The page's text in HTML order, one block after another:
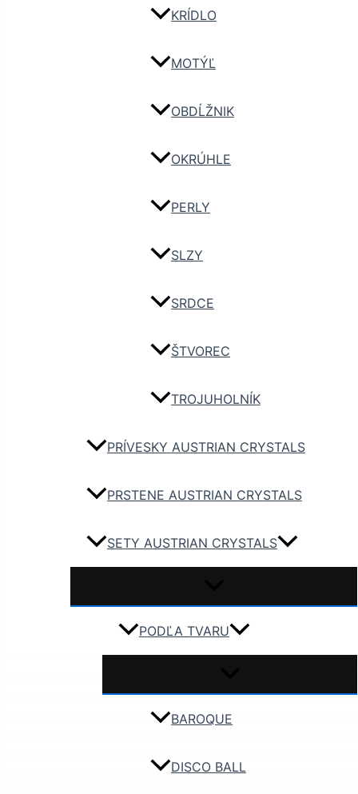
KRÍDLO
MOTÝĽ
OBDĹŽNIK
OKRÚHLE
PERLY
SLZY
SRDCE
ŠTVOREC
TROJUHOLNÍK
PRÍVESKY AUSTRIAN CRYSTALS
PRSTENE AUSTRIAN CRYSTALS
SETY AUSTRIAN CRYSTALS
PODĽA TVARU
BAROQUE
DISCO BALL